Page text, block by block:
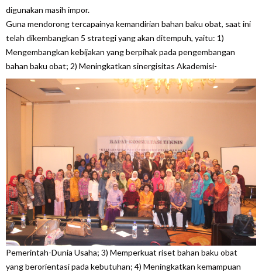
digunakan masih impor.
Guna mendorong tercapainya kemandirian bahan baku obat, saat ini
telah dikembangkan 5 strategi yang akan ditempuh, yaitu: 1)
Mengembangkan kebijakan yang berpihak pada pengembangan
bahan baku obat; 2) Meningkatkan sinergisitas Akademisi-
Pemerintah-Dunia Usaha; 3) Memperkuat riset bahan baku obat
yang berorientasi pada kebutuhan; 4) Meningkatkan kemampuan